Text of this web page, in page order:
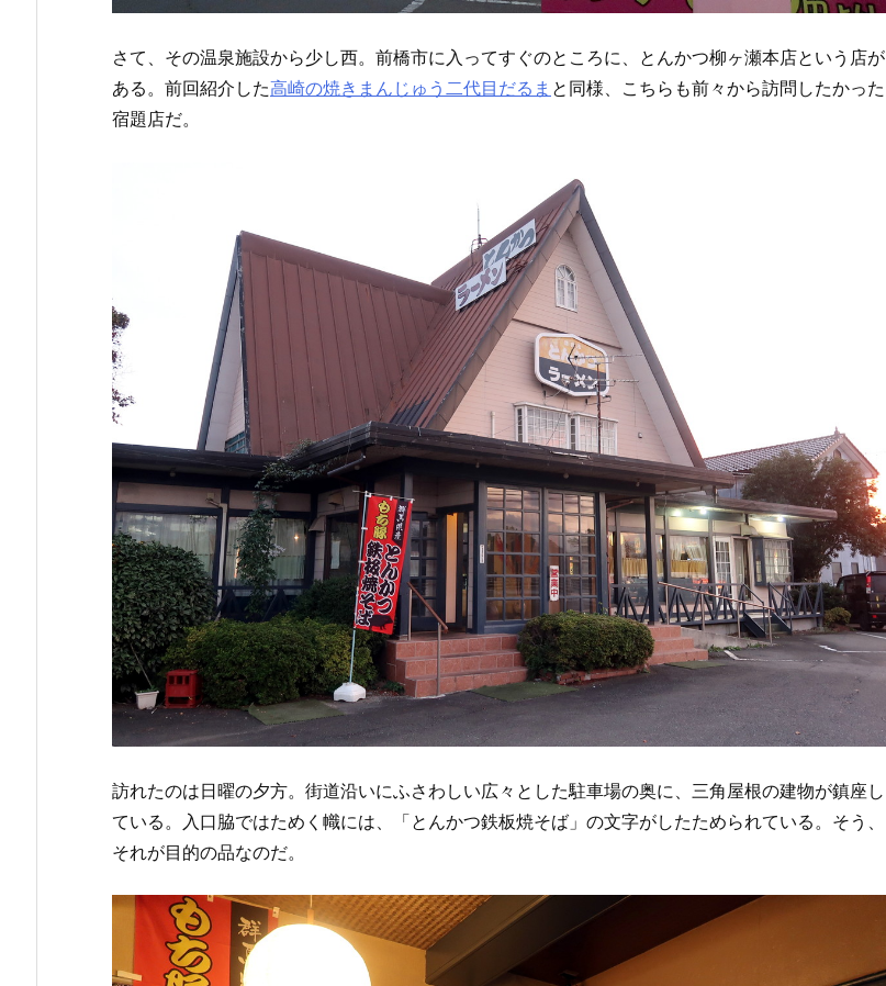
さて、その温泉施設から少し西。前橋市に入ってすぐのところに、とんかつ柳ヶ瀬本店という店が
ある。前回紹介した高崎の焼きまんじゅう二代目だるま と同様、こちらも前々から訪問したかった
宿題店だ。
訪れたのは日曜の夕方。街道沿いにふさわしい広々とした駐車場の奥に、三角屋根の建物が鎮座し
ている。入口脇ではためく幟には、「とんかつ鉄板焼そば」の文字がしたためられている。そう、
それが目的の品なのだ。